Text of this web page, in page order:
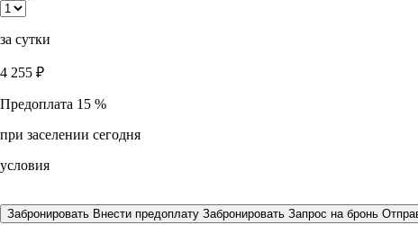
за сутки
4 255 ₽
Предоплата 15 %
при заселении сегодня
условия
Забронировать Внести предоплату Забронировать Запрос на бронь